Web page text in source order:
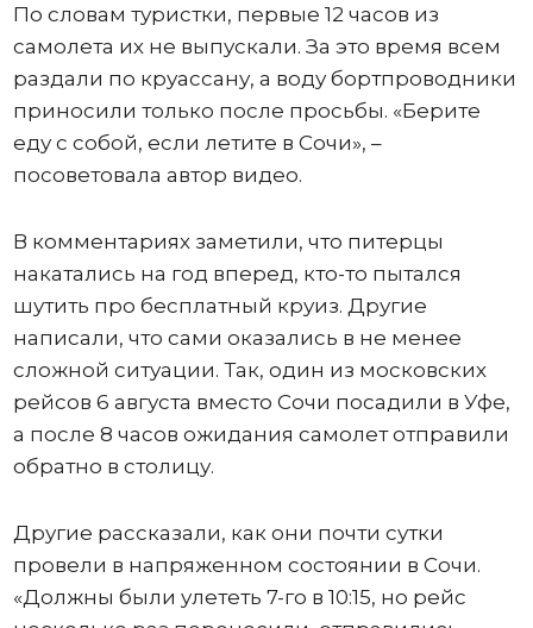
По словам туристки, первые 12 часов из
самолета их не выпускали. За это время всем
раздали по круассану, а воду бортпроводники
приносили только после просьбы. «Берите
еду с собой, если летите в Сочи», –
посоветовала автор видео.
В комментариях заметили, что питерцы
накатались на год вперед, кто-то пытался
шутить про бесплатный круиз. Другие
написали, что сами оказались в не менее
сложной ситуации. Так, один из московских
рейсов 6 августа вместо Сочи посадили в Уфе,
а после 8 часов ожидания самолет отправили
обратно в столицу.
Другие рассказали, как они почти сутки
провели в напряженном состоянии в Сочи.
«Должны были улететь 7-го в 10:15, но рейс